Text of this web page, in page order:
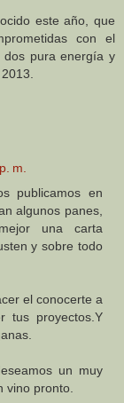
este año, que
con el
dos pura energía y
m.
publicamos en
algunos panes,
una carta
y sobre todo
el conocerte a
tus proyectos.Y
un muy
vino pronto.